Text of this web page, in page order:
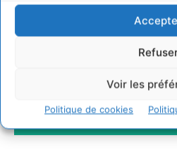
Voir les
Politique de cookies
JE